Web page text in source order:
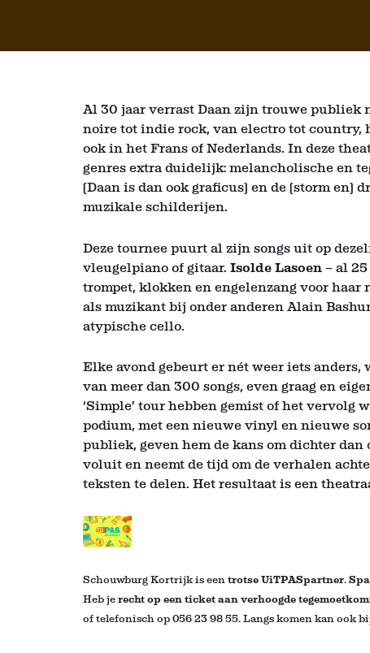
Al 30 jaar verrast Daan zijn trouwe publiek
noire tot indie rock, van electro tot country,
ook in het Frans of Nederlands. In deze
genres extra duidelijk: melancholische en
(Daan is dan ook graficus) en de (storm en)
muzikale schilderijen.
Deze tournee puurt al zijn songs uit op
vleugelpiano of gitaar. Isolde Lasoen – al
trompet, klokken en engelenzang voor haar
als muzikant bij onder anderen Alain
atypische cello.
Elke avond gebeurt er nét weer iets
van meer dan 300 songs, even graag en
‘Simple’ tour hebben gemist of het
podium, met een nieuwe vinyl en nieuwe
publiek, geven hem de kans om dichter
voluit en neemt de tijd om de verhalen
teksten te delen. Het resultaat is een
Schouwburg Kortrijk is een trotse UiTPASpartner.
Heb je recht op een ticket aan verhoogde
of telefonisch op 056 23 98 55. Langs komen kan ook